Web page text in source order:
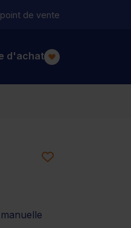
de vente
d'achat